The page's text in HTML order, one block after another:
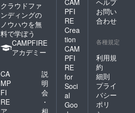
クラウドファ
ンディングの
ノウハウを無
料で学ぼう
CAMPFIRE
アカデミー
CA
MP
FI
RE
説
明
会
・
CAM
PFI
RE
Crea
tion
CAM
PFI
RE
for
Soci
al
Goo
ヘルプ
お問い
合わせ
各種規定
利用規
約
細則
プライ
バシー
ポリ